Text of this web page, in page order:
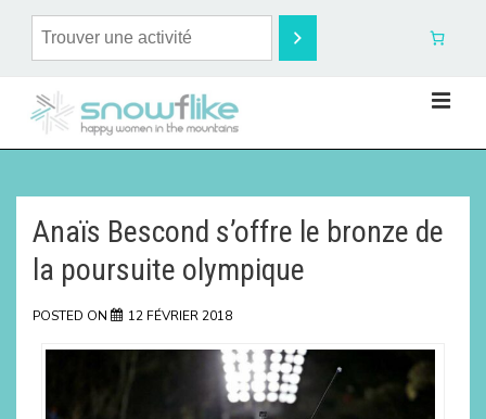
Anaïs Bescond s’offre le bronze de
la poursuite olympique
POSTED ON 12 FÉVRIER 2018